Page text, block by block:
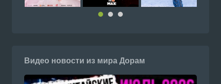
Видео новости из мира Дорам